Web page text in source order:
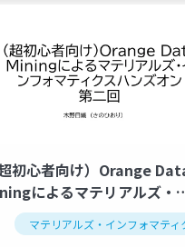
ータ解析学 セミナー
超初心者向け）Orange
によるマテリアルズ・
ォマティクスハンズオン
仮）
マテリアルズ・インフォマティ